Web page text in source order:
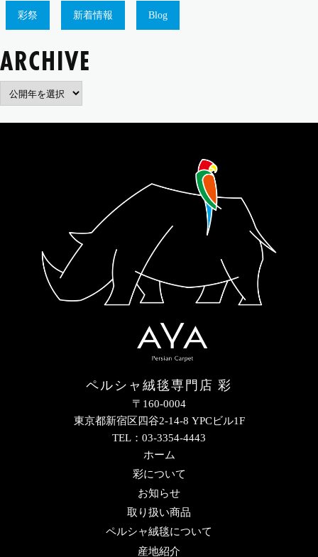
彩祭 新着情報 Blog
ARCHIVE
ペルシャ絨毯専門店 彩
〒160-0004
東京都新宿区四谷2-14-8 YPCビル1F
TEL：03-3354-4443
ホーム
彩について
お知らせ
取り扱い商品
ペルシャ絨毯について
産地紹介